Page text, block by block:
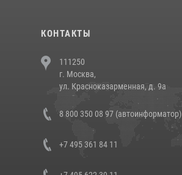
КОНТАКТЫ
111250
г. Москва,
ул. Красноказарменная, д. 9а
8 800 350 08 97 (автоинформатор)
+7 495 361 84 11